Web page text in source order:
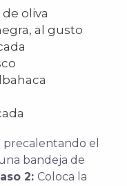
oliva
al gusto
precalentando el
bandeja de
2: Coloca la